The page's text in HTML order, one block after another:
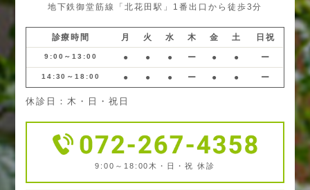
地下鉄御堂筋線「北花田駅」1番出口から徒歩3分
診療時間 月 火 水 木 金 土 日祝
9:00～13:00 ● ● ● ー ● ● ー
14:30～18:00 ● ● ● ー ● ● ー
休診日：木・日・祝日
9:00～18:00 木・日・祝 休診